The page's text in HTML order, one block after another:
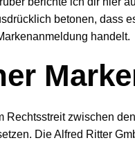
betonen, dass
handelt.
Rechtsstreit zwischen
Die Alfred Ritter